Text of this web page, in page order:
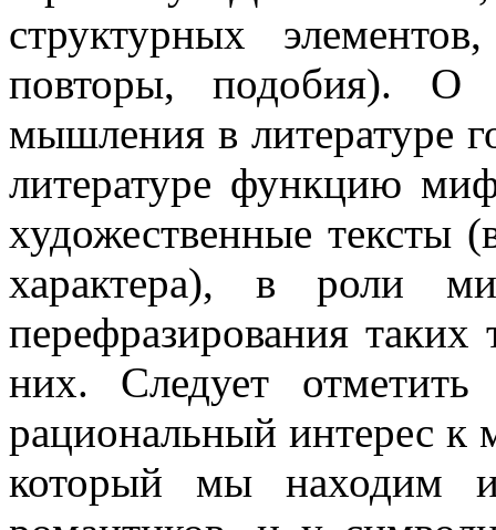
структурных
повторы, подобия). О
мышления в литературе
литературе функцию
художественные тексты
характера), в роли
перефразирования
них. Следует
рациональный интерес к
который мы находим